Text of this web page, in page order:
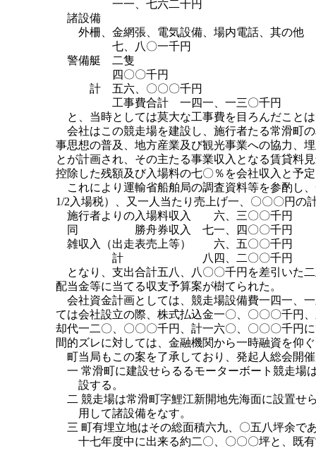
一一、七六二千円
諸設備
外柵、金網張、電気設備、場内電話、其の他
七、八〇一千円
警備艇 二隻
四〇〇千円
計 五六、〇〇〇千円
工事費合計 一四一、一三〇千円
と、当時としては莫大な工事費を目ろんだこと
会社はこの競走場を建設し、施行者たる常滑町
事思想の普及、地方産業及び観光事業への協力、
とが計画され、その主たる事業収入となる賃貸料
控除した残額及び入場料の七〇％を会社収入と予
これにより運輸省船舶局の調査資料等を参酌し
1/2入場税）、又一人当たり売上げ一、〇〇〇円の
施行者よりの入場料収入 六、三〇〇千円
同 勝舟券収入 七一、四〇〇千円
雑収入（出走表売上等） 六、五〇〇千円
計 八四、二〇〇千円
となり、支出合計五八、八〇〇千円を差引いた
配当金等に当てる収支予算案が樹てられた。
会社資金計画としては、競走場設備費一四一、
ては会社設立の際、株式払込金一〇、〇〇〇千円
却代一二〇、〇〇〇千円、計一六〇、〇〇〇千円
間的ズレに対しては、金融機関から一時融資を仰
町当局もこの案を了承しており、発起人総会開
一 常滑町に建設せらるるモーターボート競走場
設する。
二 競走場は常滑町字鯉江新開地先海面に設置せ
用して諸設備をなす。
三 町有埋立地はその総面積六九、〇五八坪余で
十七年度中に出来る約二〇、〇〇〇坪と、既